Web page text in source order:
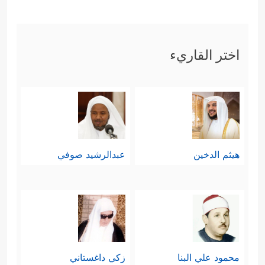
وظُلمُهم﴿وَمَا ظَلَمۡنَـٰهُمۡ وَلَـٰكِن كَانُواْ هُمُ
ٱلظَّـٰلِمِینَ﴾
عليهم، حتى وهم يتناجَون في السرِّ،
ويمكُرُون في الخفاء ﴿لَقَدۡ جِئۡنَـٰكُم بِٱلۡحَقِّ
فَإِنَّا مُبۡرِمُونَ
أَمۡ یَحۡسَبُونَ أَنَّا لَا نَسۡمَعُ سِرَّهُمۡ
وَنَجۡوَىٰهُمۚ بَلَىٰ وَرُسُلُنَا لَدَیۡهِمۡ یَكۡتُبُونَ﴾
رابعًا: وقد كشَفَ القرآن جانِبًا من
اختر القاريء
هيثم الدخين عبدالرشيد صوفي
محمود علي البنا زكي داغستاني